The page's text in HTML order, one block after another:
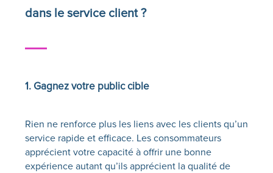
dans le service client ? ‍
1. Gagnez votre public cible
Rien ne renforce plus les liens avec les clients qu’un
service rapide et efficace. Les consommateurs
apprécient votre capacité à offrir une bonne
expérience autant qu’ils apprécient la qualité de